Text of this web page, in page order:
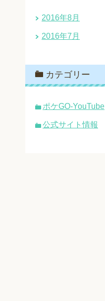
2016年8月
2016年7月
カテゴリー
ポケGO-YouTube
公式サイト情報